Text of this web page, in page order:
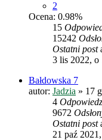
2
Ocena: 0.98%
15
15242
Ostatni post
3 lis 2022, o
Bałdowska 7
autor: Jadzia » 17
4
9672
Ostatni post
21 paź